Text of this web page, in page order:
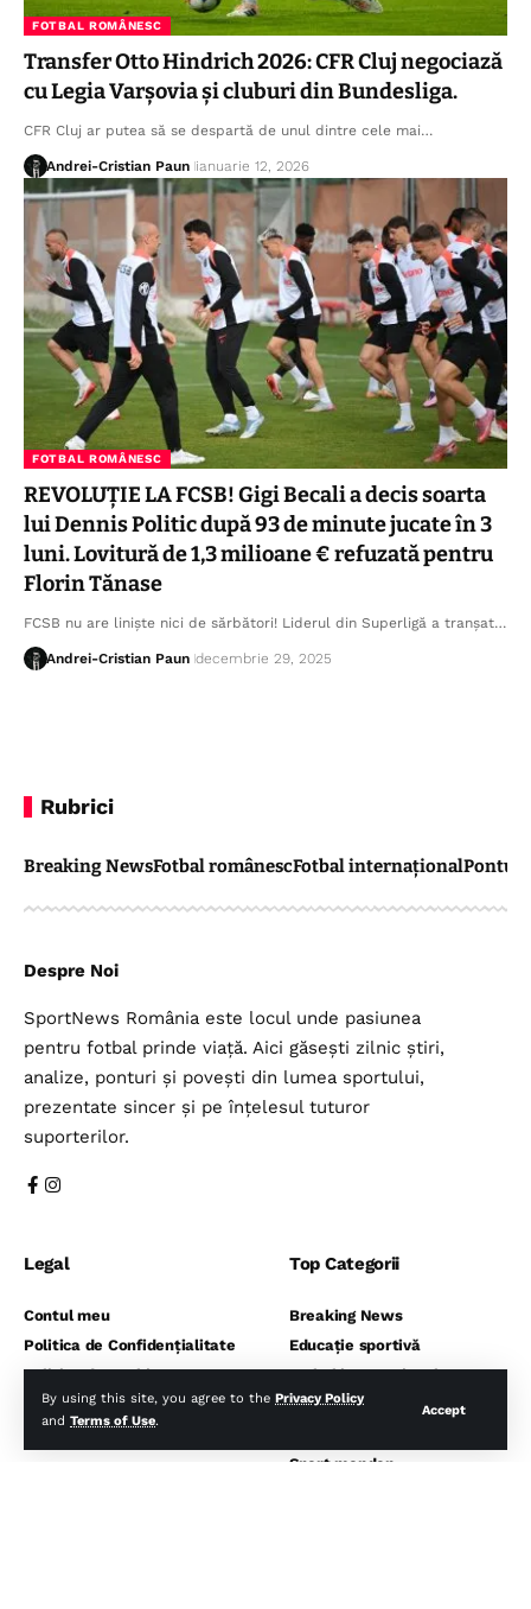
By using this site, you agree to the Privacy Policy
and Terms of Use.
Accept
FOTBAL ROMÂNESC
Transfer Otto Hindrich 2026: CFR Cluj negociază
cu Legia Varșovia și cluburi din Bundesliga.
CFR Cluj ar putea să se despartă de unul dintre cele mai…
Andrei-Cristian Paun ianuarie 12, 2026
FOTBAL ROMÂNESC
REVOLUȚIE LA FCSB! Gigi Becali a decis soarta
lui Dennis Politic după 93 de minute jucate în 3
luni. Lovitură de 1,3 milioane € refuzată pentru
Florin Tănase
FCSB nu are liniște nici de sărbători! Liderul din Superligă a tranșat…
Andrei-Cristian Paun decembrie 29, 2025
Rubrici
Breaking NewsFotbal românescFotbal internaționalPontul
Despre Noi
SportNews România este locul unde pasiunea
pentru fotbal prinde viață. Aici găsești zilnic știri,
analize, ponturi și povești din lumea sportului,
prezentate sincer și pe înțelesul tuturor
suporterilor.
Legal
Contul meu
Politica de Confidențialitate
Politica de Cookies
Politică de rambursare
Top Categorii
Breaking News
Educație sportivă
Fotbal internațional
Fotbal românesc
Sport monden